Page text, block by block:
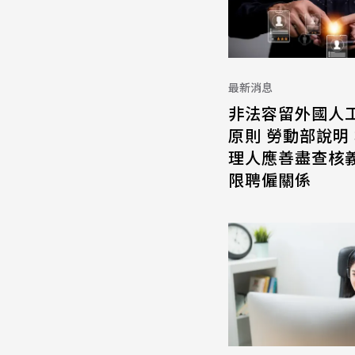
最新消息
非法容留外國人
原則 勞動部說明
理人應善盡查核
限聘僱關係